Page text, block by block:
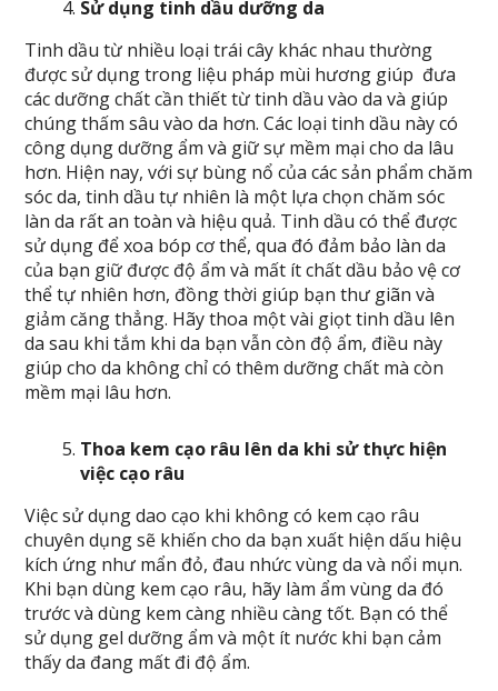
Sử dụng tinh dầu dưỡng da
Tinh dầu từ nhiều loại trái cây khác nhau thường
được sử dụng trong liệu pháp mùi hương giúp đưa
các dưỡng chất cần thiết từ tinh dầu vào da và giúp
chúng thấm sâu vào da hơn. Các loại tinh dầu này có
công dụng dưỡng ẩm và giữ sự mềm mại cho da lâu
hơn. Hiện nay, với sự bùng nổ của các sản phẩm chăm
sóc da, tinh dầu tự nhiên là một lựa chọn chăm sóc
làn da rất an toàn và hiệu quả. Tinh dầu có thể được
sử dụng để xoa bóp cơ thể, qua đó đảm bảo làn da
của bạn giữ được độ ẩm và mất ít chất dầu bảo vệ cơ
thể tự nhiên hơn, đồng thời giúp bạn thư giãn và
giảm căng thẳng. Hãy thoa một vài giọt tinh dầu lên
da sau khi tắm khi da bạn vẫn còn độ ẩm, điều này
giúp cho da không chỉ có thêm dưỡng chất mà còn
mềm mại lâu hơn.
Thoa kem cạo râu lên da khi sử thực hiện
việc cạo râu
Việc sử dụng dao cạo khi không có kem cạo râu
chuyên dụng sẽ khiến cho da bạn xuất hiện dấu hiệu
kích ứng như mẩn đỏ, đau nhức vùng da và nổi mụn.
Khi bạn dùng kem cạo râu, hãy làm ẩm vùng da đó
trước và dùng kem càng nhiều càng tốt. Bạn có thể
sử dụng gel dưỡng ẩm và một ít nước khi bạn cảm
thấy da đang mất đi độ ẩm.